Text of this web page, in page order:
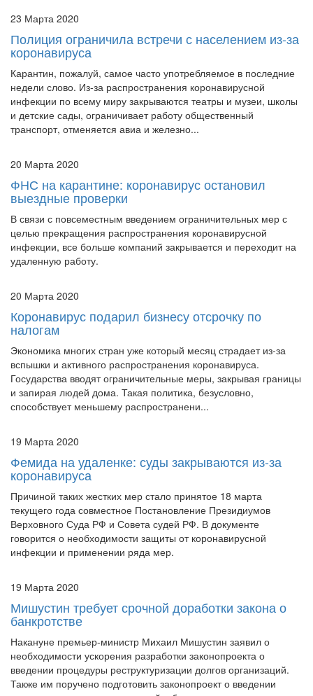
Полиция ограничила встречи с населением из-за
коронавируса
Карантин, пожалуй, самое часто употребляемое в последние
недели слово. Из-за распространения коронавирусной
инфекции по всему миру закрываются театры и музеи, школы
и детские сады, ограничивает работу общественный
ФНС на карантине: коронавирус остановил
выездные проверки
В связи с повсеместным введением ограничительных мер с
целью прекращения распространения коронавирусной
инфекции, все больше компаний закрывается и переходит на
Коронавирус подарил бизнесу отсрочку по
налогам
Экономика многих стран уже который месяц страдает из-за
вспышки и активного распространения коронавируса.
Государства вводят ограничительные меры, закрывая границы
и запирая людей дома. Такая политика, безусловно,
Фемида на удаленке: суды закрываются из-за
коронавируса
Причиной таких жестких мер стало принятое 18 марта
текущего года совместное Постановление Президиумов
Верховного Суда РФ и Совета судей РФ. В документе
говорится о необходимости защиты от коронавирусной
Мишустин требует срочной доработки закона о
банкротстве
Накануне премьер-министр Михаил Мишустин заявил о
необходимости ускорения разработки законопроекта о
введении процедуры реструктуризации долгов организаций.